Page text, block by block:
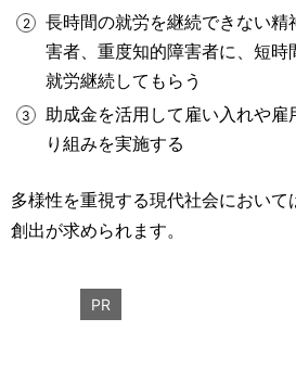
長時間の就労を継続できない精
害者、重度知的障害者に、短時
就労継続してもらう
助成金を活用して雇い入れや雇
り組みを実施する
多様性を重視する現代社会におい
創出が求められます。
PR